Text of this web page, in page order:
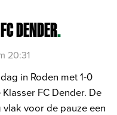
DENDER.
20:31
in Roden met 1-0
FC Dender. De
voor de pauze een